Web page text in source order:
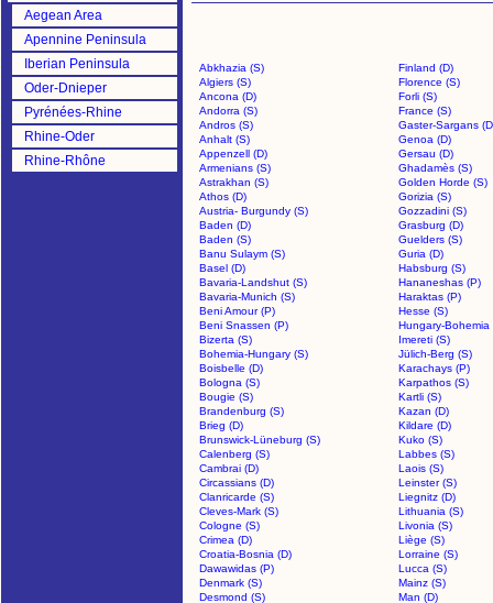
Aegean Area
Apennine Peninsula
Iberian Peninsula
Oder-Dnieper
Pyrénées-Rhine
Rhine-Oder
Rhine-Rhône
Abkhazia (S)
Finland (D)
Algiers (S)
Florence (S)
Ancona (D)
Forli (S)
Andorra (S)
France (S)
Andros (S)
Gaster-Sargans
Anhalt (S)
Genoa (D)
Appenzell (D)
Gersau (D)
Armenians (S)
Ghadamès (S)
Astrakhan (S)
Golden Horde (S)
Athos (D)
Gorizia (S)
Austria- Burgundy (S)
Gozzadini (S)
Baden (D)
Grasburg (D)
Baden (S)
Guelders (S)
Banu Sulaym (S)
Guria (D)
Basel (D)
Habsburg (S)
Bavaria-Landshut (S)
Hananeshas (P)
Bavaria-Munich (S)
Haraktas (P)
Beni Amour (P)
Hesse (S)
Beni Snassen (P)
Hungary-Bohemia
Bizerta (S)
Imereti (S)
Bohemia-Hungary (S)
Jülich-Berg (S)
Boisbelle (D)
Karachays (P)
Bologna (S)
Karpathos (S)
Bougie (S)
Kartli (S)
Brandenburg (S)
Kazan (D)
Brieg (D)
Kildare (D)
Brunswick-Lüneburg (S)
Kuko (S)
Calenberg (S)
Labbes (S)
Cambrai (D)
Laois (S)
Circassians (D)
Leinster (S)
Clanricarde (S)
Liegnitz (D)
Cleves-Mark (S)
Lithuania (S)
Cologne (S)
Livonia (S)
Crimea (D)
Liège (S)
Croatia-Bosnia (D)
Lorraine (S)
Dawawidas (P)
Lucca (S)
Denmark (S)
Mainz (S)
Desmond (S)
Man (D)